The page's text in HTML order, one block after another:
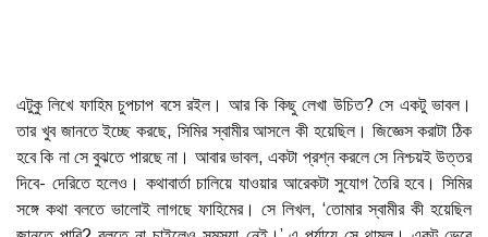
এটুকু লিখে ফাহিম চুপচাপ বসে রইল। আর কি কিছু লেখা উচিত? সে একটু ভাবল।
তার খুব জানতে ইচ্ছে করছে, সিমির স্বামীর আসলে কী হয়েছিল। জিজ্ঞেস করাটা ঠিক
হবে কি না সে বুঝতে পারছে না। আবার ভাবল, একটা প্রশ্ন করলে সে নিশ্চয়ই উত্তর
দিবে- দেরিতে হলেও। কথাবার্তা চালিয়ে যাওয়ার আরেকটা সুযোগ তৈরি হবে। সিমির
সঙ্গে কথা বলতে ভালোই লাগছে ফাহিমের। সে লিখল, ‘তোমার স্বামীর কী হয়েছিল